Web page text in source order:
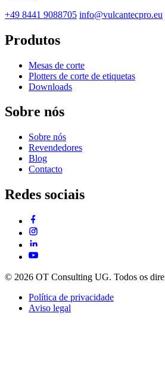
+49 8441 9088705 info@vulcantecpro.eu
Produtos
Mesas de corte
Plotters de corte de etiquetas
Downloads
Sobre nós
Sobre nós
Revendedores
Blog
Contacto
Redes sociais
© 2026 OT Consulting UG. Todos os
Política de privacidade
Aviso legal